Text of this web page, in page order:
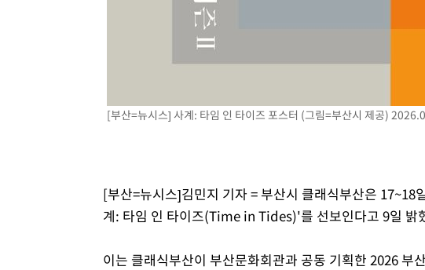
[부산=뉴시스] 사계: 타임 인 타이즈 포스터 (그림=부산시 제공)
[부산=뉴시스]김민지 기자 = 부산시 클래식부산은
계: 타임 인 타이즈(Time in Tides)'를 선보인다고 9일 밝
이는 클래식부산이 부산문화회관과 공동 기획한 2026 부